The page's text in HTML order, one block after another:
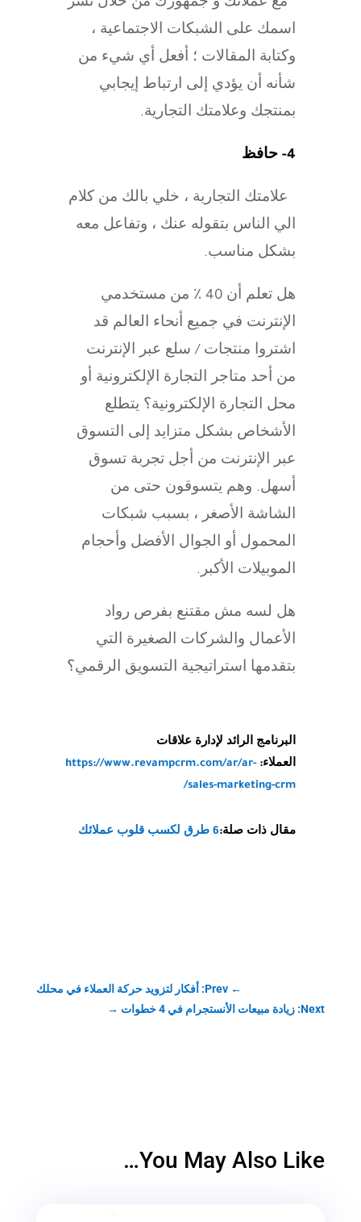
مع عملائك و جمهورك من خلال نشر
اسمك على الشبكات الاجتماعية ،
وكتابة المقالات ؛ أفعل أي شيء من
شأنه أن يؤدي إلى ارتباط إيجابي
بمنتجك وعلامتك التجارية.
4- حافظ
علامتك التجارية ، خلي بالك من كلام
الي الناس بتقوله عنك ، وتفاعل معه
بشكل مناسب.
هل تعلم أن 40 ٪ من مستخدمي
الإنترنت في جميع أنحاء العالم قد
اشتروا منتجات / سلع عبر الإنترنت
من أحد متاجر التجارة الإلكترونية أو
محل التجارة الإلكترونية؟ يتطلع
الأشخاص بشكل متزايد إلى التسوق
عبر الإنترنت من أجل تجربة تسوق
أسهل. وهم يتسوقون حتى من
الشاشة الأصغر ، بسبب شبكات
المحمول أو الجوال الأفضل وأحجام
الموبيلات الأكبر.
هل لسه مش مقتنع بفرص رواد
الأعمال والشركات الصغيرة التي
بتقدمها استراتيجية التسويق الرقمي؟
البرنامج الرائد لإدارة علاقات
العملاء: https://www.revampcrm.com/ar/ar-
sales-marketing-crm/
مقال ذات صلة:6 طرق لكسب قلوب عملائك
←Prev: أفكار لتزويد حركة العملاء في محلك
Next: زيادة مبيعات الأنستجرام في 4 خطوات
→
You May Also Like…